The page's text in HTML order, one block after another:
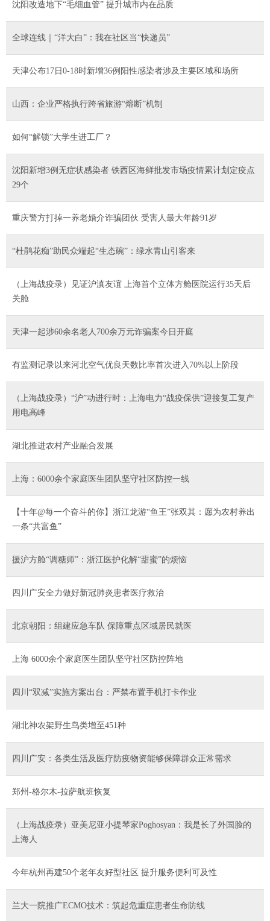
沈阳改造地下“毛细血管” 提升城市内在品质
全球连线｜“洋大白”：我在社区当“快递员”
天津公布17日0-18时新增36例阳性感染者涉及主要区域和场所
山西：企业严格执行跨省旅游“熔断”机制
如何“解锁”大学生进工厂？
沈阳新增3例无症状感染者 铁西区海鲜批发市场疫情累计划定疫点
29个
重庆警方打掉一养老婚介诈骗团伙 受害人最大年龄91岁
“杜鹃花痴”助民众端起“生态碗”：绿水青山引客来
（上海战疫录）见证沪滇友谊 上海首个立体方舱医院运行35天后
关舱
天津一起涉60余名老人700余万元诈骗案今日开庭
有监测记录以来河北空气优良天数比率首次进入70%以上阶段
（上海战疫录）“沪”动进行时：上海电力“战疫保供”迎接复工复产
用电高峰
湖北推进农村产业融合发展
上海：6000余个家庭医生团队坚守社区防控一线
【十年@每一个奋斗的你】浙江龙游“鱼王”张双其：愿为农村养出
一条“共富鱼”
援沪方舱“调糖师”：浙江医护化解“甜蜜”的烦恼
四川广安全力做好新冠肺炎患者医疗救治
北京朝阳：组建应急车队 保障重点区域居民就医
上海 6000余个家庭医生团队坚守社区防控阵地
四川“双减”实施方案出台：严禁布置手机打卡作业
湖北神农架野生鸟类增至451种
四川广安：各类生活及医疗防疫物资能够保障群众正常需求
郑州-格尔木-拉萨航班恢复
（上海战疫录）亚美尼亚小提琴家Poghosyan：我是长了外国脸的
上海人
今年杭州再建50个老年友好型社区 提升服务便利可及性
兰大一院推广ECMO技术：筑起危重症患者生命防线